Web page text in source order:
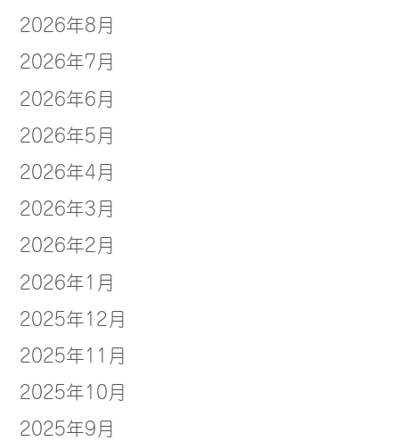
2026年8月
2026年7月
2026年6月
2026年5月
2026年4月
2026年3月
2026年2月
2026年1月
2025年12月
2025年11月
2025年10月
2025年9月